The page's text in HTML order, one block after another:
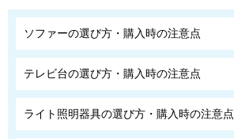
ソファーの選び方・購入時の注意点
テレビ台の選び方・購入時の注意点
ライト照明器具の選び方・購入時の注意点